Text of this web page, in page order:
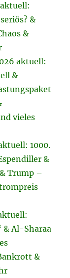
&
&
aktuell:
&
vieles
1000.
&
Trump –
& Al-Sharaa
&